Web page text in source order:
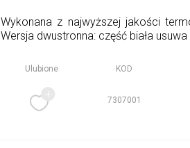
Wykonana z najwyższej jakości
Wersja dwustronna: część biała
Ulubione KOD
7307001